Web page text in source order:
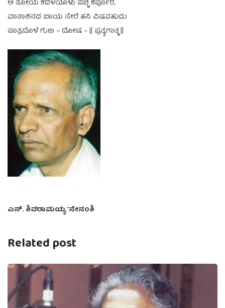
ಆ ತೋಯ ಕದಳಿಯೊಳು ಪಚ್ಚ ಕರ್ಪೂರ,
ವಾತಾಶನದ ಬಾಯ ಸೇರೆ ಹನಿ ವಿಷವಹುದು
ಪಾತ್ರದೊಳೆ ಗುಣ – ದೋಷ – || ಪ್ರತ್ಯಗಾತ್ಮ ||
ಎನ್. ಶಿವರಾಮಯ್ಯ ‘ನೇನಂಶಿ
Related post